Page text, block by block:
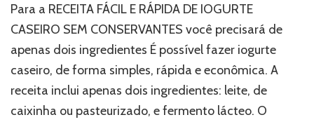
Para a RECEITA FÁCIL E RÁPIDA DE IOGURTE
CASEIRO SEM CONSERVANTES você precisará de
apenas dois ingredientes É possível fazer iogurte
caseiro, de forma simples, rápida e econômica. A
receita inclui apenas dois ingredientes: leite, de
caixinha ou pasteurizado, e fermento lácteo. O